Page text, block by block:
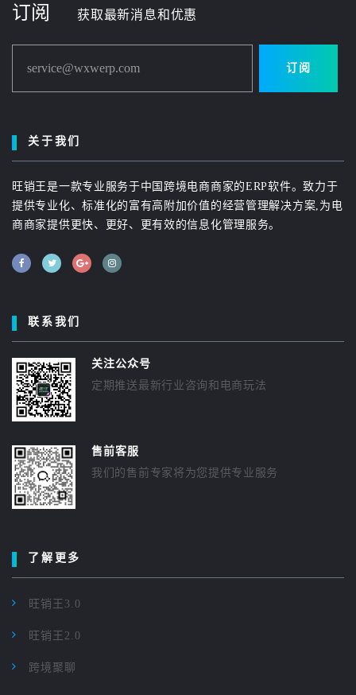
订阅 获取最新消息和优惠
service@wxwerp.com 订阅
关于我们
旺销王是一款专业服务于中国跨境电商商家的ERP软件。致力于
提供专业化、标准化的富有高附加价值的经营管理解决方案,为电
商商家提供更快、更好、更有效的信息化管理服务。
联系我们
关注公众号
定期推送最新行业咨询和电商玩法
售前客服
我们的售前专家将为您提供专业服务
了解更多
旺销王3.0
旺销王2.0
跨境聚聊